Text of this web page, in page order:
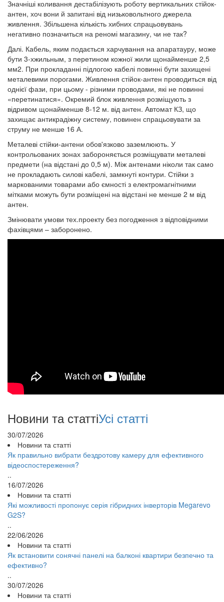
Значніші коливання дестабілізують роботу вертикальних стійок-
антен, хоч вони й запитані від низьковольтного джерела
живлення. Збільшена кількість хибних спрацьовувань
негативно позначиться на реномі магазину, чи не так?
Далі. Кабель, яким подається харчування на апаратауру, може
бути 3-хжильным, з перетином кожної жили щонайменше 2,5
мм2. При прокладанні підлогою кабелі повинні бути захищені
металевими порогами. Живлення стійок-антен проводиться від
однієї фази, при цьому - різними проводами, які не повинні
«перетинатися». Окремий блок живлення розміщують з
відривом щонайменше 8-12 м. від антен. Автомат КЗ, що
захищає антикрадіжну систему, повинен спрацьовувати за
струму не менше 16 А.
Металеві стійки-антени обов'язково заземлюють. У
контрольованих зонах забороняється розміщувати металеві
предмети (на відстані до 0,5 м). Між антенами ніколи так само
не прокладають силові кабелі, замкнуті контури. Стійки з
маркованими товарами або ємності з електромагнітними
мітками можуть бути розміщені на відстані не менше 2 м від
антен.
Змінювати умови тех.проекту без погодження з відповідними
фахівцями – заборонено.
Новини та статтіУсі статті
30/07/2026
Новини та статті
Як правильно вибрати бездротову камеру для ефективного
відеоспостереження?
..
16/07/2026
Новини та статті
Які можливості пропонує серія гібридних інверторів Megarevo
G2S?
..
22/06/2026
Новини та статті
Як встановити сонячні панелі на балконі квартири безпечно та
ефективно?
..
30/07/2026
Новини та статті